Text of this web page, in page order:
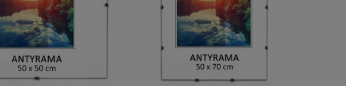
brązowym
w kolorze ciemnoszarym